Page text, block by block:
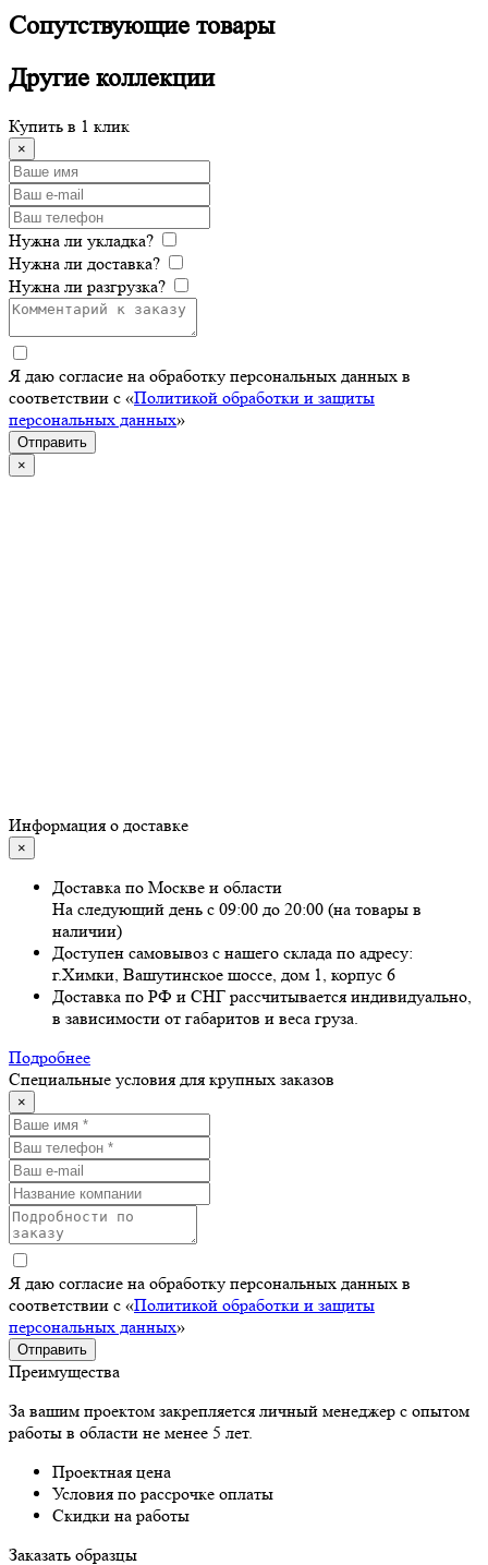
Сопутствующие товары
Другие коллекции
Купить в 1 клик
×
Нужна ли укладка?
Нужна ли доставка?
Нужна ли разгрузка?
Я даю согласие на обработку персональных данных в
соответствии с «Политикой обработки и защиты
персональных данных»
Отправить
×
Информация о доставке
×
Доставка по Москве и области
На следующий день с 09:00 до 20:00 (на товары в
наличии)
Доступен самовывоз с нашего склада по адресу:
г.Химки, Вашутинское шоссе, дом 1, корпус 6
Доставка по РФ и СНГ рассчитывается индивидуально,
в зависимости от габаритов и веса груза.
Подробнее
Специальные условия для крупных заказов
×
Я даю согласие на обработку персональных данных в
соответствии с «Политикой обработки и защиты
персональных данных»
Отправить
Преимущества
За вашим проектом закрепляется личный менеджер с опытом
работы в области не менее 5 лет.
Проектная цена
Условия по рассрочке оплаты
Скидки на работы
Заказать образцы